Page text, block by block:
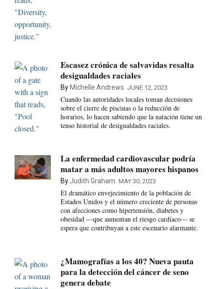
Escasez crónica de salvavidas resalta
desigualdades raciales
By Michelle Andrews JUNE 12, 2023
Cuando las autoridades locales toman decisiones
sobre el cierre de piscinas o la reducción de
horarios, lo hacen sabiendo que la natación tiene un
tenso historial de desigualdades raciales.
La enfermedad cardiovascular podría
matar a más adultos mayores hispanos
ByJudith Graham MAY 30, 2023
El dramático envejecimiento de la población de
Estados Unidos y el número creciente de personas
con afecciones como hipertensión, diabetes y
obesidad —que aumentan el riesgo cardíaco— se
espera que contribuyan a este escenario alarmante.
¿Mamografías a los 40? Nueva pauta
para la detección del cáncer de seno
genera debate